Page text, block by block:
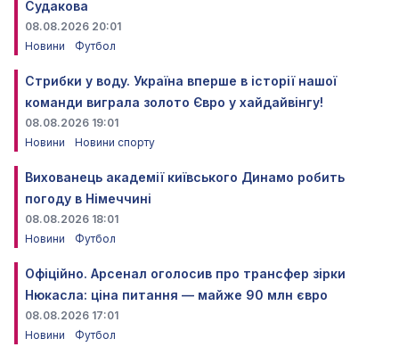
Судакова
08.08.2026 20:01
Новини
Футбол
Стрибки у воду. Україна вперше в історії нашої
команди виграла золото Євро у хайдайвінгу!
08.08.2026 19:01
Новини
Новини спорту
Вихованець академії київського Динамо робить
погоду в Німеччині
08.08.2026 18:01
Новини
Футбол
Офіційно. Арсенал оголосив про трансфер зірки
Нюкасла: ціна питання — майже 90 млн євро
08.08.2026 17:01
Новини
Футбол